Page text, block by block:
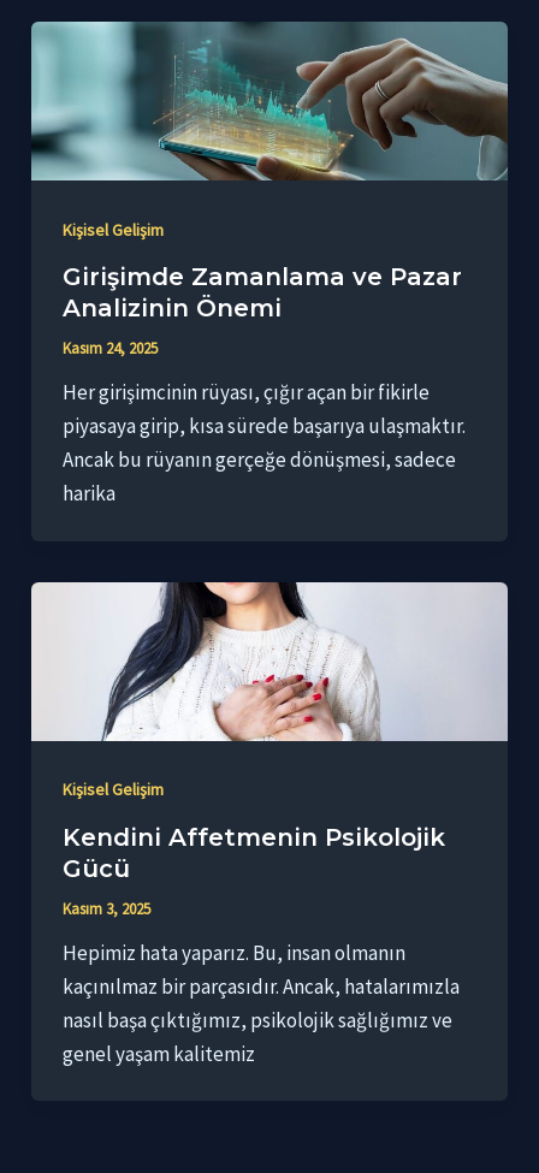
Kişisel Gelişim
Girişimde Zamanlama ve Pazar
Analizinin Önemi
Kasım 24, 2025
Her girişimcinin rüyası, çığır açan bir fikirle
piyasaya girip, kısa sürede başarıya ulaşmaktır.
Ancak bu rüyanın gerçeğe dönüşmesi, sadece
harika
Kişisel Gelişim
Kendini Affetmenin Psikolojik
Gücü
Kasım 3, 2025
Hepimiz hata yaparız. Bu, insan olmanın
kaçınılmaz bir parçasıdır. Ancak, hatalarımızla
nasıl başa çıktığımız, psikolojik sağlığımız ve
genel yaşam kalitemiz